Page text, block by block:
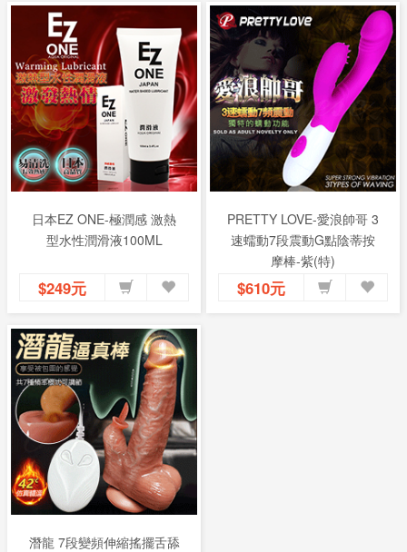
日本EZ ONE-極潤感 激熱
型水性潤滑液100ML
$249元
PRETTY LOVE-愛浪帥哥 3
速蠕動7段震動G點陰蒂按
摩棒-紫(特)
$610元
潛龍 7段變頻伸縮搖擺舌舔